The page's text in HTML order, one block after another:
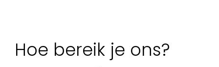
Hoe bereik je ons?